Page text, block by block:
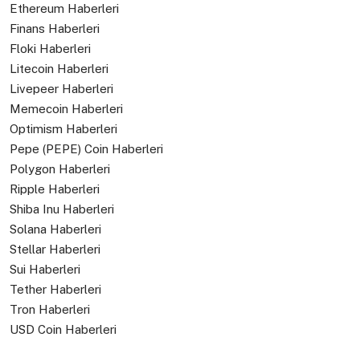
Ethereum Haberleri
Finans Haberleri
Floki Haberleri
Litecoin Haberleri
Livepeer Haberleri
Memecoin Haberleri
Optimism Haberleri
Pepe (PEPE) Coin Haberleri
Polygon Haberleri
Ripple Haberleri
Shiba Inu Haberleri
Solana Haberleri
Stellar Haberleri
Sui Haberleri
Tether Haberleri
Tron Haberleri
USD Coin Haberleri